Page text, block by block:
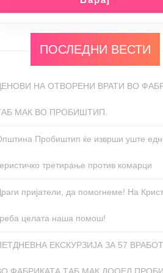
ПОСЛЕДНИ ВЕСТИ
НА ОТВОРЕНИ ВРАТИ ВО
МАК ВО ПРОБИШТИП.
Пробиштип ќе изврши уште
третирање против комарци
пријатели, да помогнеме! На
целата наша помош!
ЕКСКУРЗИЈА ЗА 57
ФАБРИКАТА ТАБ МАК ДООЕЛ